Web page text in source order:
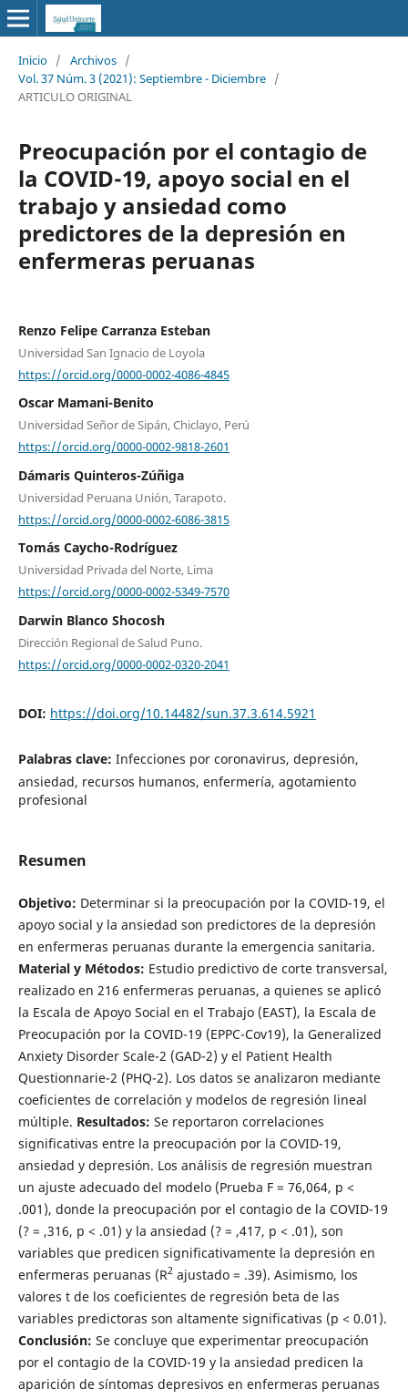
Inicio / Archivos /
Vol. 37 Núm. 3 (2021): Septiembre - Diciembre /
ARTICULO ORIGINAL
Preocupación por el contagio de
la COVID-19, apoyo social en el
trabajo y ansiedad como
predictores de la depresión en
enfermeras peruanas
Renzo Felipe Carranza Esteban
Universidad San Ignacio de Loyola
https://orcid.org/0000-0002-4086-4845
Oscar Mamani-Benito
Universidad Señor de Sipán, Chiclayo, Perú
https://orcid.org/0000-0002-9818-2601
Dámaris Quinteros-Zúñiga
Universidad Peruana Unión, Tarapoto.
https://orcid.org/0000-0002-6086-3815
Tomás Caycho-Rodríguez
Universidad Privada del Norte, Lima
https://orcid.org/0000-0002-5349-7570
Darwin Blanco Shocosh
Dirección Regional de Salud Puno.
https://orcid.org/0000-0002-0320-2041
DOI: https://doi.org/10.14482/sun.37.3.614.5921
Palabras clave: Infecciones por coronavirus, depresión,
ansiedad, recursos humanos, enfermería, agotamiento
profesional
Resumen
Objetivo: Determinar si la preocupación por la COVID-19, el
apoyo social y la ansiedad son predictores de la depresión
en enfermeras peruanas durante la emergencia sanitaria.
Material y Métodos: Estudio predictivo de corte transversal,
realizado en 216 enfermeras peruanas, a quienes se aplicó
la Escala de Apoyo Social en el Trabajo (EAST), la Escala de
Preocupación por la COVID-19 (EPPC-Cov19), la Generalized
Anxiety Disorder Scale-2 (GAD-2) y el Patient Health
Questionnarie-2 (PHQ-2). Los datos se analizaron mediante
coeficientes de correlación y modelos de regresión lineal
múltiple. Resultados: Se reportaron correlaciones
significativas entre la preocupación por la COVID-19,
ansiedad y depresión. Los análisis de regresión muestran
un ajuste adecuado del modelo (Prueba F = 76,064, p <
.001), donde la preocupación por el contagio de la COVID-19
(? = ,316, p < .01) y la ansiedad (? = ,417, p < .01), son
variables que predicen significativamente la depresión en
enfermeras peruanas (R2ajustado = .39). Asimismo, los
valores t de los coeficientes de regresión beta de las
variables predictoras son altamente significativas (p < 0.01).
Conclusión: Se concluye que experimentar preocupación
por el contagio de la COVID-19 y la ansiedad predicen la
aparición de síntomas depresivos en enfermeras peruanas